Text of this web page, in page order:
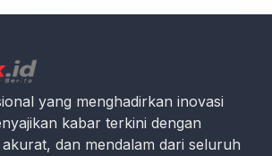
yang menghadirkan inovasi
kabar terkini dengan
dan mendalam dari seluruh